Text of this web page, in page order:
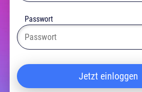
Passwort
Jetzt einloggen